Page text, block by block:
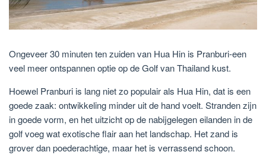
Ongeveer 30 minuten ten zuiden van Hua Hin is Pranburi-een
veel meer ontspannen optie op de Golf van Thailand kust.
Hoewel Pranburi is lang niet zo populair als Hua Hin, dat is een
goede zaak: ontwikkeling minder uit de hand voelt. Stranden zijn
in goede vorm, en het uitzicht op de nabijgelegen eilanden in de
golf voeg wat exotische flair aan het landschap. Het zand is
grover dan poederachtige, maar het is verrassend schoon.